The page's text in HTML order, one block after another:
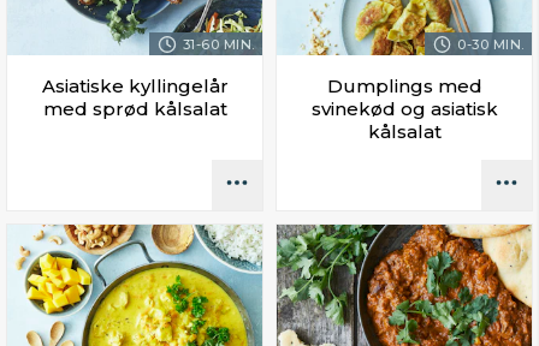
31-60 MIN.
Asiatiske kyllingelår
med sprød kålsalat
0-30 MIN.
Dumplings med
svinekød og asiatisk
kålsalat